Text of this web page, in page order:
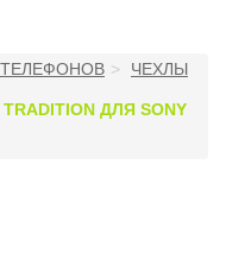
ЧЕХЛЫ
ДЛЯ SONY